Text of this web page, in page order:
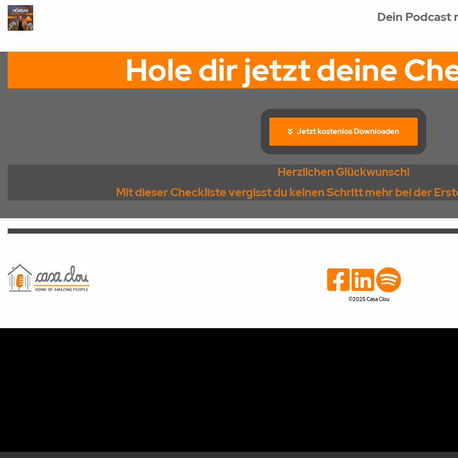
Dein Podcast
Hole dir jetzt deine
Jetzt kostenlos Downloaden
Herzlichen Glückwunsch!
Mit dieser Checkliste vergisst du keinen Schritt mehr bei der
©2025 Casa Clou